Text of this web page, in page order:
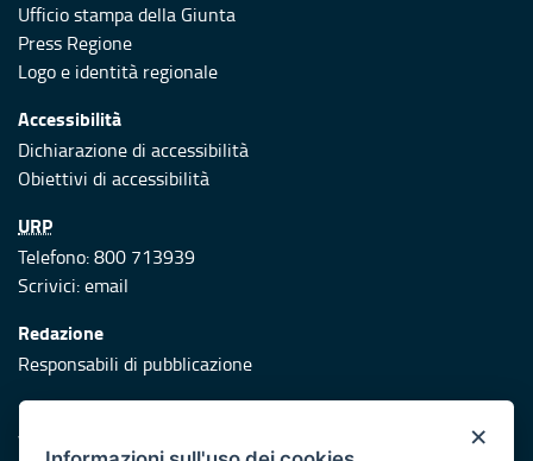
Ufficio stampa della Giunta
Press Regione
Logo e identità regionale
Accessibilità
Dichiarazione di accessibilità
Obiettivi di accessibilità
URP
Telefono: 800 713939
Scrivici:email
Redazione
Responsabili di pubblicazione
Protezione civile
Vai al sito di Protezione Civile Puglia
×